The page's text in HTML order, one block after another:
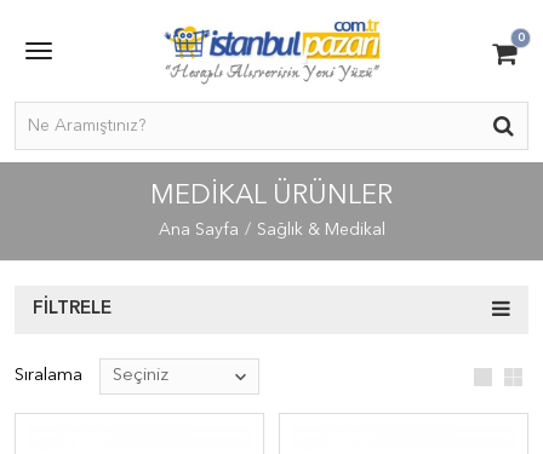
0
MEDIKAL ÜRÜNLER
Ana Sayfa Sağlık & Medikal
FILTRELE
Sıralama